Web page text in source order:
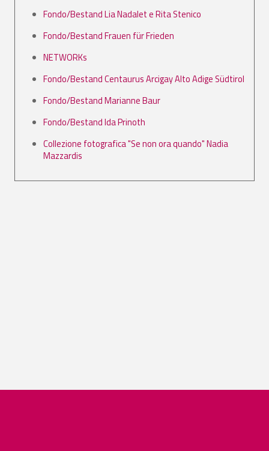
Fondo/Bestand Lia Nadalet e Rita Stenico
Fondo/Bestand Frauen für Frieden
NETWORKs
Fondo/Bestand Centaurus Arcigay Alto Adige Südtirol
Fondo/Bestand Marianne Baur
Fondo/Bestand Ida Prinoth
Collezione fotografica "Se non ora quando" Nadia
Mazzardis